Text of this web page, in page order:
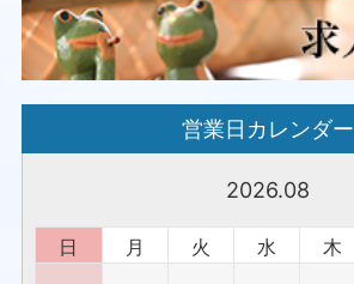
営業日カレンダー
2026.08
日 月 火 水 木